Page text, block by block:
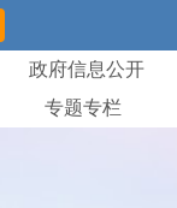
政府信息公开
专题专栏